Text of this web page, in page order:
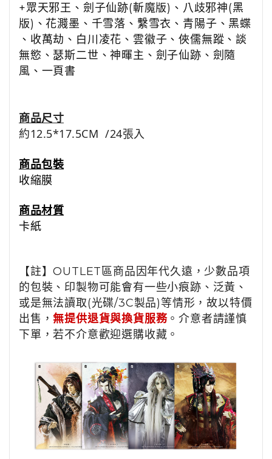
+眾天邪王 、 劍子仙跡(斬魔版) 、 八歧邪神(黑
版) 、花濺墨 、 千雪落 、 繫雪衣 、 青陽子 、 黑蝶
、 收萬劫 、 白川凌花 、 雲徽子 、俠儒無蹤 、談
無慾 、 瑟斯二世 、神暉主 、 劍子仙跡 、 劍隨
風 、 一頁書
商品尺寸
約12.5*17.5CM /24張入
商品包裝
收縮膜
商品材質
卡紙
【註】OUTLET區商品因年代久遠，少數品項
的包裝、印製物可能會有一些小痕跡、泛黃、
或是無法讀取(光碟/3C製品)等情形，故以特價
出售，無提供退貨與換貨服務。介意者請謹慎
下單，若不介意歡迎選購收藏。